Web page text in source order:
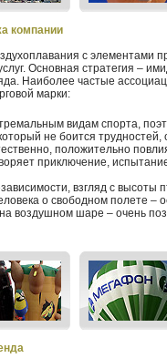
компании
с элементами
Основная стратегия –
Наиболее частые
марки:
видам спорта,
не боится трудностей,
положительно
приключение,
взгляд с высоты
о свободном полете
воздушном шаре – очень